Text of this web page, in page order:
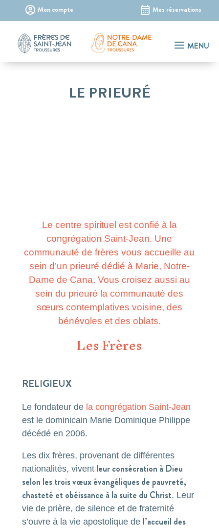
Mon compte Mes réservations
LE PRIEURÉ
Le centre spirituel est confié à la
congrégation Saint-Jean. Une
communauté de frères vous accueille au
sein d’un prieuré dédié à Marie, Notre-
Dame de Cana. Vous croisez aussi au
sein du prieuré la communauté des
sœurs contemplatives voisine, des
bénévoles et des oblats.
Les Frères
RELIGIEUX
Le fondateur de la congrégation Saint-Jean
est le dominicain Marie Dominique Philippe
décédé en 2006.
Les dix frères, provenant de différentes
nationalités, viventleur consécration à Dieu
selon les trois vœux évangéliques de pauvreté,
chasteté et obéissance à la suite du Christ. Leur
vie de prière, de silence et de fraternité
s’ouvre à la vie apostolique de l’accueil des